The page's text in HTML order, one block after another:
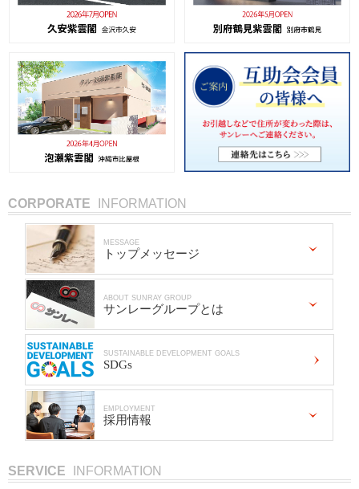
CORPORATE INFORMATION
MESSAGE
トップメッセージ
ABOUT SUNRAY GROUP
サンレーグループとは
SUSTAINABLE DEVELOPMENT GOALS
SDGs
EMPLOYMENT
採用情報
SERVICE INFORMATION